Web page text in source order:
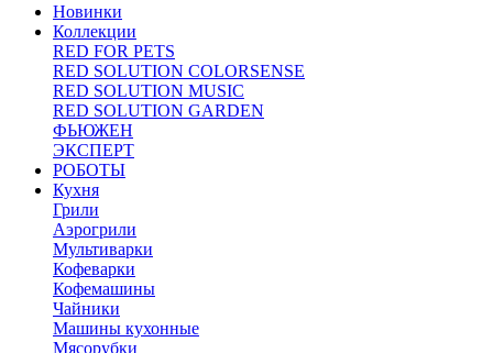
Новинки
Коллекции
RED FOR PETS
RED SOLUTION COLORSENSE
RED SOLUTION MUSIC
RED SOLUTION GARDEN
ФЬЮЖЕН
ЭКСПЕРТ
РОБОТЫ
Кухня
Грили
Аэрогрили
Мультиварки
Кофеварки
Кофемашины
Чайники
Машины кухонные
Мясорубки